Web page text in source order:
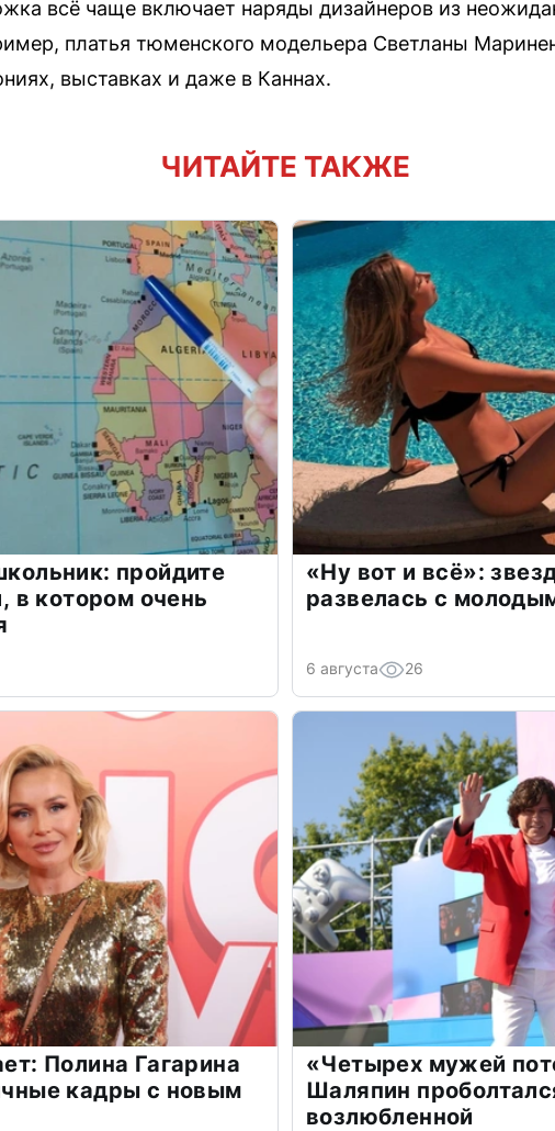
всё чаще включает наряды дизайнеров из
платья тюменского модельера Светланы
выставках и даже в Каннах.
ЧИТАЙТЕ ТАКЖЕ
пройдите
в котором очень
«Ну вот и всё»:
развелась с
6 августа 26
Полина Гагарина
кадры с новым
«Четырех мужей
Шаляпин
возлюбленной